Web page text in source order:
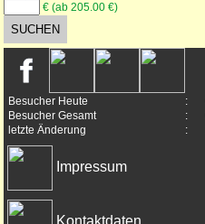
€ (ab 205.00 €)
Besucher Heute :
Besucher Gesamt
:
letzte Änderung
:
Impressum